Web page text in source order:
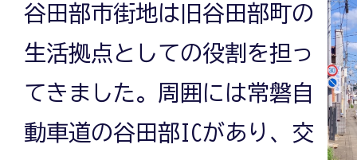
谷田部市街地は旧谷田部町の
生活拠点としての役割を担っ
てきました。周囲には常磐自
動車道の谷田部ICがあり、交